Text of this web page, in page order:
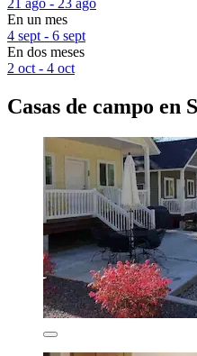
21 ago - 23 ago
En un mes
4 sept - 6 sept
En dos meses
2 oct - 4 oct
Casas de campo en